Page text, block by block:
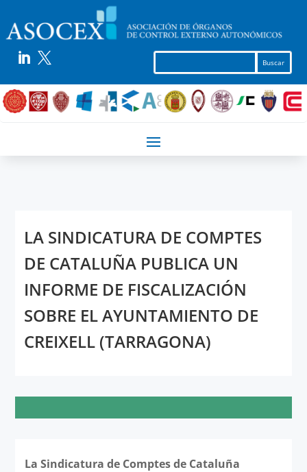
 
LA SINDICATURA DE COMPTES
DE CATALUÑA PUBLICA UN
INFORME DE FISCALIZACIÓN
SOBRE EL AYUNTAMIENTO DE
CREIXELL (TARRAGONA)
La Sindicatura de Comptes de Cataluña